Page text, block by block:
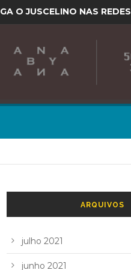
O JUSCELINO NAS REDES
ARQUIVOS
julho 2021
junho 2021